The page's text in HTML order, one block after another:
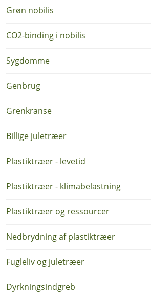
Grøn nobilis
CO2-binding i nobilis
Sygdomme
Genbrug
Grenkranse
Billige juletræer
Plastiktræer - levetid
Plastiktræer - klimabelastning
Plastiktræer og ressourcer
Nedbrydning af plastiktræer
Fugleliv og juletræer
Dyrkningsindgreb